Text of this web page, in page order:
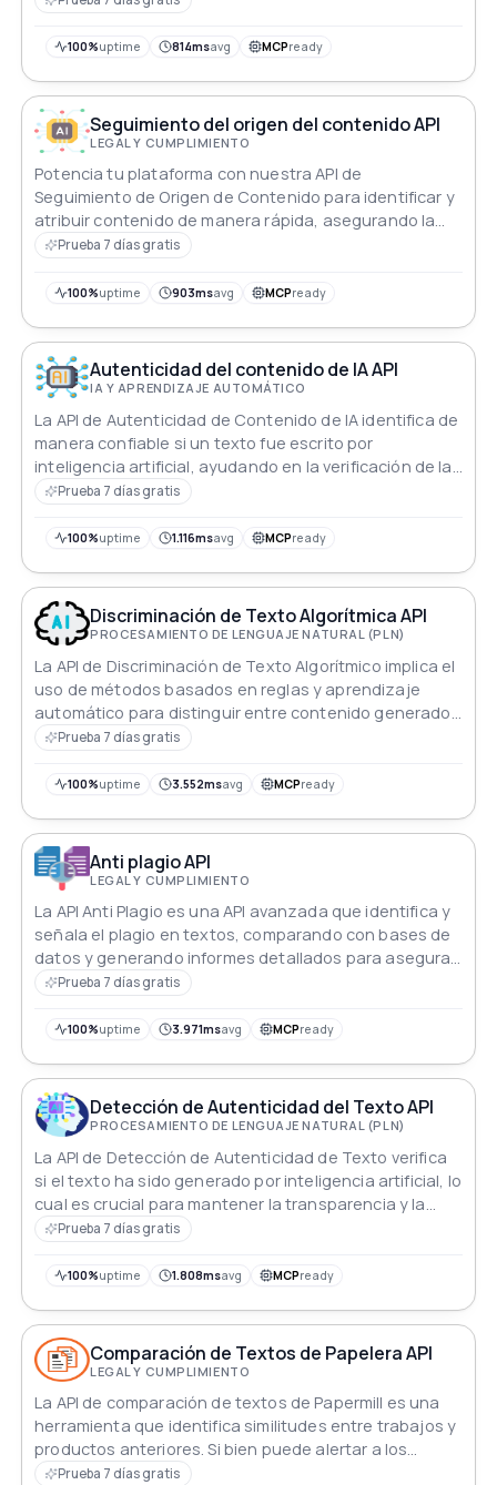
100%uptime 814msavg MCPready
Seguimiento del origen del contenido API
LEGAL Y CUMPLIMIENTO
Potencia tu plataforma con nuestra API de
Seguimiento de Origen de Contenido para identificar y
atribuir contenido de manera rápida, asegurando la
autenticidad y mitigando los riesgos de plagio de
Prueba 7 días gratis
100%uptime 903msavg MCPready
Autenticidad del contenido de IA API
IA Y APRENDIZAJE AUTOMÁTICO
La API de Autenticidad de Contenido de IA identifica de
manera confiable si un texto fue escrito por
inteligencia artificial, ayudando en la verificación de la
autenticidad del contenido.
Prueba 7 días gratis
100%uptime 1.116msavg MCPready
Discriminación de Texto Algorítmica API
PROCESAMIENTO DE LENGUAJE NATURAL (PLN)
La API de Discriminación de Texto Algorítmico implica el
uso de métodos basados en reglas y aprendizaje
automático para distinguir entre contenido generado
por modelos y contenido generado por humanos para
Prueba 7 días gratis
100%uptime 3.552msavg MCPready
Anti plagio API
LEGAL Y CUMPLIMIENTO
La API Anti Plagio es una API avanzada que identifica y
señala el plagio en textos, comparando con bases de
datos y generando informes detallados para asegurar
la originalidad del contenido.
Prueba 7 días gratis
100%uptime 3.971msavg MCPready
Detección de Autenticidad del Texto API
PROCESAMIENTO DE LENGUAJE NATURAL (PLN)
La API de Detección de Autenticidad de Texto verifica
si el texto ha sido generado por inteligencia artificial, lo
cual es crucial para mantener la transparencia y la
confianza en la comunicación textual.
Prueba 7 días gratis
100%uptime 1.808msavg MCPready
Comparación de Textos de Papelera API
LEGAL Y CUMPLIMIENTO
La API de comparación de textos de Papermill es una
herramienta que identifica similitudes entre trabajos y
productos anteriores. Si bien puede alertar a los
usuarios sobre posibles casos de mala conducta, su
Prueba 7 días gratis